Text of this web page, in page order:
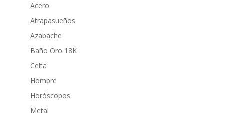
Acero
Atrapasueños
Azabache
Baño Oro 18K
Celta
Hombre
Horóscopos
Metal